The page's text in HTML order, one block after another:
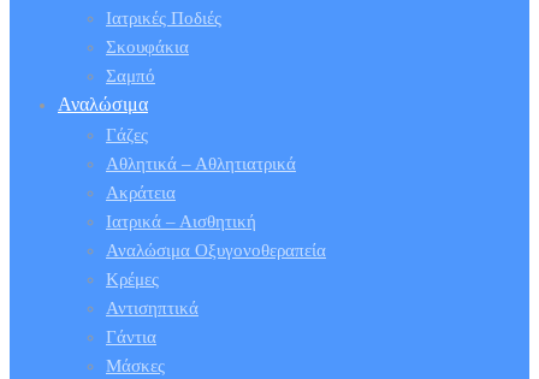
Ιατρικές Ποδιές
Σκουφάκια
Σαμπό
Αναλώσιμα
Γάζες
Αθλητικά – Αθλητιατρικά
Ακράτεια
Ιατρικά – Αισθητική
Αναλώσιμα Οξυγονοθεραπεία
Κρέμες
Αντισηπτικά
Γάντια
Μάσκες